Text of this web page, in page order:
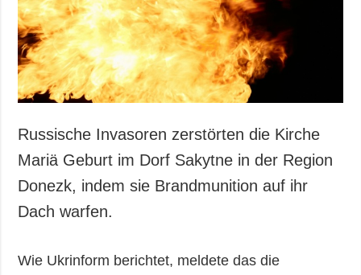
Gesellschaft und
Kultur
Sport
Kriminalität
Notstand und
ZUSÄTZLICH
Veröffentlichungen
Interview
Video
LEISTUNGEN
Abonnement
Russische Invasoren zerstörten die Kirche
Mariä Geburt im Dorf Sakytne in der Region
Donezk, indem sie Brandmunition auf ihr
Dach warfen.
Wie Ukrinform berichtet, meldete das die